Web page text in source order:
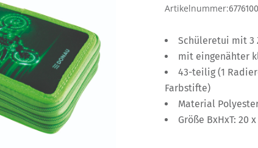
Artikelnummer:
Schüleretui mit 3
mit eingenähter
43-teilig (1
Farbstifte)
Material
Größe BxHxT: 20